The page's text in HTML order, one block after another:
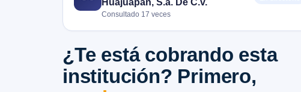
Consultado 17 veces
¿Te está cobrando esta
institución? Primero,